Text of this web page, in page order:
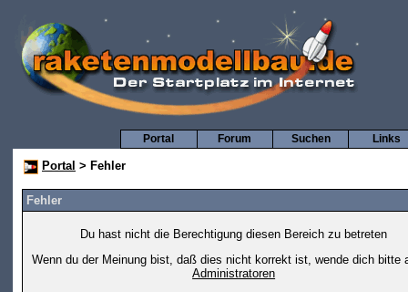
Links
Suchen
Forum
Portal
Portal > Fehler
Fehler
Du hast nicht die Berechtigung diesen Bereich zu betreten
Wenn du der Meinung bist, daß dies nicht korrekt ist, wende dich bitte
Administratoren